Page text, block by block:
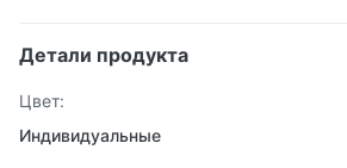
Детали продукта
Цвет:
Индивидуальные